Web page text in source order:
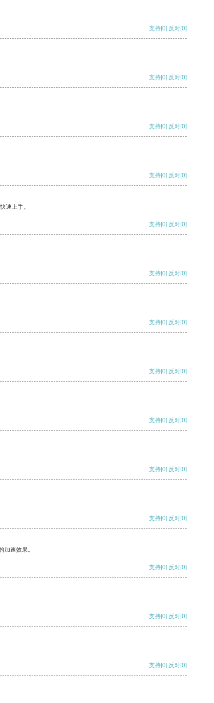
支持[0] 反对[0]
支持[0] 反对[0]
支持[0] 反对[0]
支持[0] 反对[0]
速上手。
支持[0] 反对[0]
支持[0] 反对[0]
支持[0] 反对[0]
支持[0] 反对[0]
支持[0] 反对[0]
支持[0] 反对[0]
支持[0] 反对[0]
速效果。
支持[0] 反对[0]
支持[0] 反对[0]
支持[0] 反对[0]